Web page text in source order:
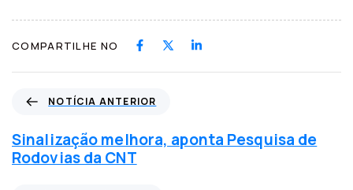
COMPARTILHE NO
t
í
c
NOTÍCIA ANTERIOR
Sinalização melhora, aponta Pesquisa de
Rodovias da CNT